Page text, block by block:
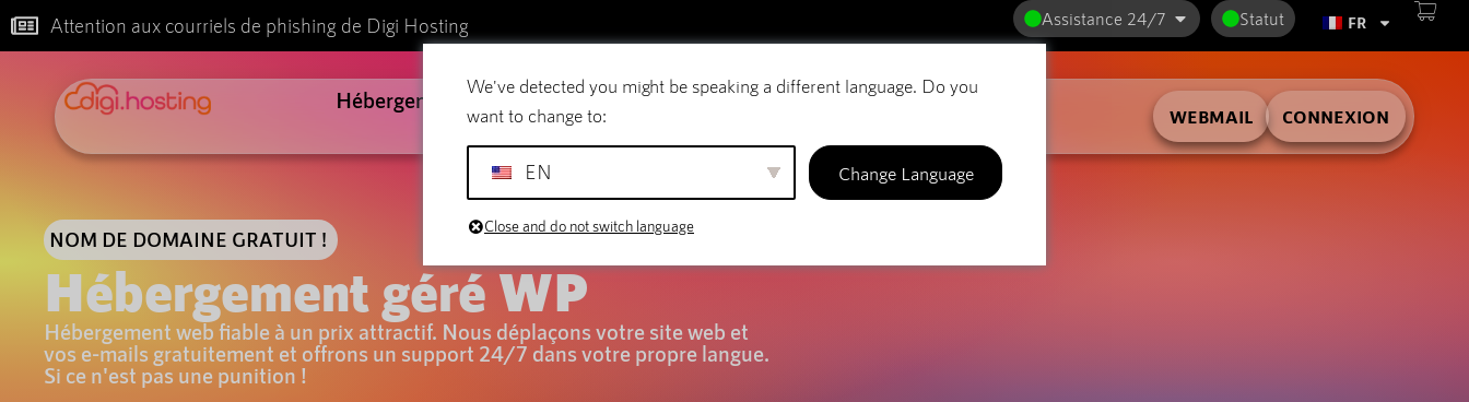
Attention aux courriels de phishing de Digi Hosting Assistance 24/7 Statut FR
Hébergement Courriel Noms de domaine SiteBuilder
WEBMAIL CONNEXION
NOM DE DOMAINE GRATUIT !
Hébergement géré WP
Hébergement web fiable à un prix attractif. Nous déplaçons votre site web et
vos e-mails gratuitement et offrons un support 24/7 dans votre propre langue.
Si ce n'est pas une punition !
We've detected you might be speaking a different language. Do you
want to change to:
EN Change Language
Close and do not switch language